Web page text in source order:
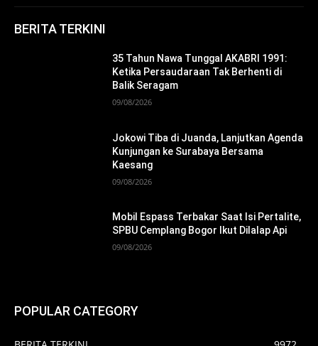
BERITA TERKINI
35 Tahun Nawa Tunggal AKABRI 1991:
Ketika Persaudaraan Tak Berhenti di
Balik Seragam
09/08/2026
Jokowi Tiba di Juanda, Lanjutkan Agenda
Kunjungan ke Surabaya Bersama
Kaesang
09/08/2026
Mobil Espass Terbakar Saat Isi Pertalite,
SPBU Cemplang Bogor Ikut Dilalap Api
09/08/2026
POPULAR CATEGORY